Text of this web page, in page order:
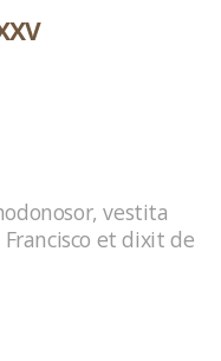
vestita
et dixit de